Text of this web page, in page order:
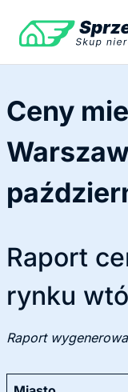
treści
Ceny
Raport
rynku
Raport